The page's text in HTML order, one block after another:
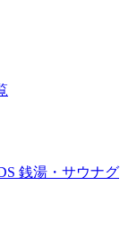
銭湯・サウナグ